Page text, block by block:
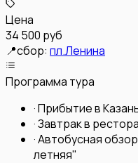
Цена
34 500 руб
📍сбор: пл.Ленина
Программа тура
·Прибытие в
·Завтрак в
·Автобусная
летняя"